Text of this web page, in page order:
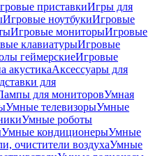
приставкиИгры для
Игровые ноутбукиИгровые
Игровые мониторыИгровые
клавиатурыИгровые
геймерскиеИгровые
акустикаАксессуары для
для
для мониторовУмная
Умные телевизорыУмные
Умные роботы
Умные кондиционерыУмные
очистители воздухаУмные